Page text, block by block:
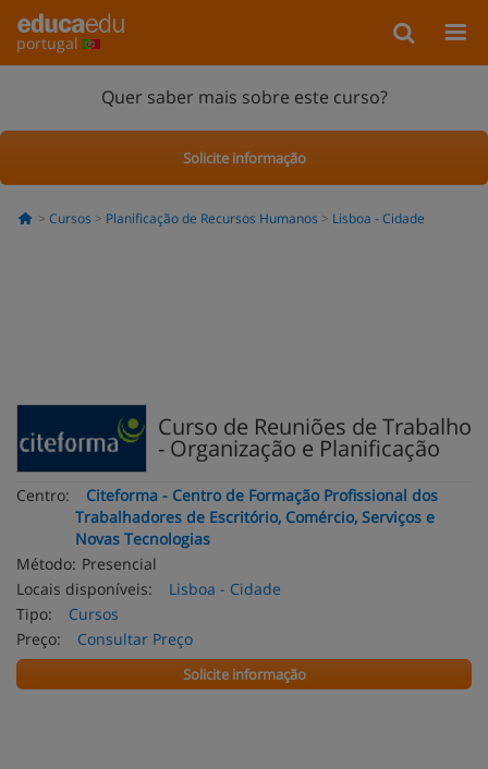
portugal
Quer saber mais sobre este curso?
Solicite informação
Cursos Planificação de Recursos Humanos Lisboa - Cidade
Curso de Reuniões de Trabalho
- Organização e Planificação
Centro:
Citeforma - Centro de Formação Profissional dos
Trabalhadores de Escritório, Comércio, Serviços e
Novas Tecnologias
Método: Presencial
Locais disponíveis:
Lisboa - Cidade
Tipo:
Cursos
Preço:
Consultar Preço
Solicite informação